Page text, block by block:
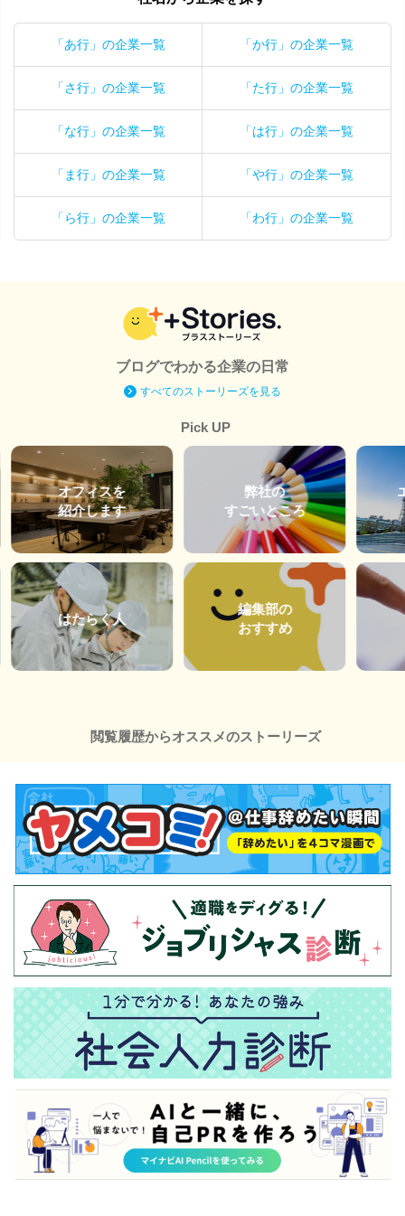
「あ行」の企業一覧 「か行」の企業一覧
「さ行」の企業一覧 「た行」の企業一覧
「な行」の企業一覧 「は行」の企業一覧
「ま行」の企業一覧 「や行」の企業一覧
「ら行」の企業一覧 「わ行」の企業一覧
ブログでわかる企業の日常
すべてのストーリーズを見る
Pick UP
オフィスを
紹介します
はたらく人
弊社の
すごいところ
編集部の
おすすめ
閲覧履歴からオススメのストーリーズ